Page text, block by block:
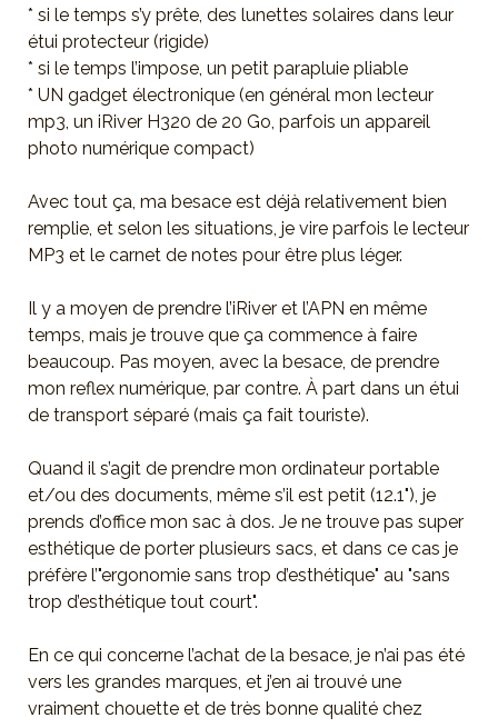
* si le temps s’y prête, des lunettes solaires dans leur
étui protecteur (rigide)
* si le temps l’impose, un petit parapluie pliable
* UN gadget électronique (en général mon lecteur
mp3, un iRiver H320 de 20 Go, parfois un appareil
photo numérique compact)
Avec tout ça, ma besace est déjà relativement bien
remplie, et selon les situations, je vire parfois le lecteur
MP3 et le carnet de notes pour être plus léger.
Il y a moyen de prendre l’iRiver et l’APN en même
temps, mais je trouve que ça commence à faire
beaucoup. Pas moyen, avec la besace, de prendre
mon reflex numérique, par contre. À part dans un étui
de transport séparé (mais ça fait touriste).
Quand il s’agit de prendre mon ordinateur portable
et/ou des documents, même s’il est petit (12.1"), je
prends d’office mon sac à dos. Je ne trouve pas super
esthétique de porter plusieurs sacs, et dans ce cas je
préfère l’"ergonomie sans trop d’esthétique" au "sans
trop d’esthétique tout court".
En ce qui concerne l’achat de la besace, je n’ai pas été
vers les grandes marques, et j’en ai trouvé une
vraiment chouette et de très bonne qualité chez